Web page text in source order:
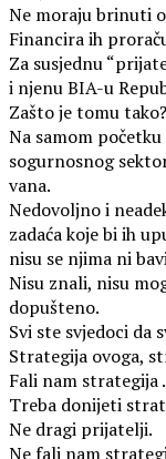
Ne moraju brinuti
Financira ih
Za susjednu
i njenu BIA-u
Zašto je tomu tako?
Na samom
sogurnosnog
vana.
Nedovoljno i
zadaća koje bi ih
nisu se njima ni
Nisu znali, nisu
dopušteno.
Svi ste svjedoci da
Strategija ovoga,
Fali nam strategija
Treba donijeti
Ne dragi prijatelji.
Ne fali nam